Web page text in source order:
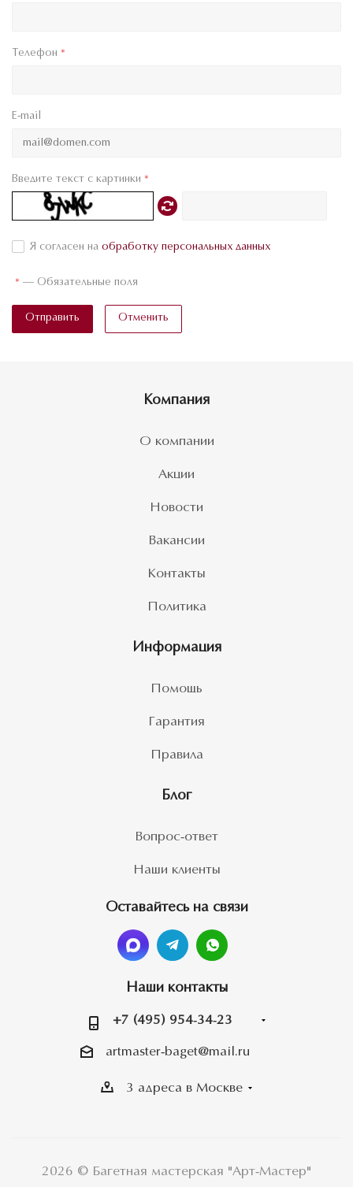
Телефон *
E-mail
Введите текст с картинки *
Я согласен на обработку персональных данных
* — Обязательные поля
Отправить Отменить
Компания
О компании
Акции
Новости
Вакансии
Контакты
Политика
Информация
Помощь
Гарантия
Правила
Блог
Вопрос-ответ
Наши клиенты
Оставайтесь на связи
Наши контакты
+7 (495) 954-34-23
artmaster-baget@mail.ru
3 адреса в Москве
2026 © Багетная мастерская "Арт-Мастер"